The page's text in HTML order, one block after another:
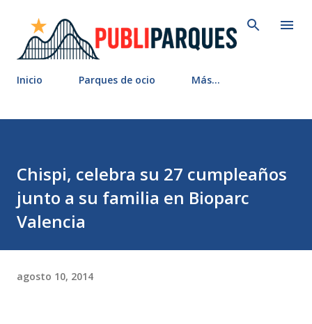
Inicio Parques de ocio Más…
Chispi, celebra su 27 cumpleaños
junto a su familia en Bioparc
Valencia
agosto 10, 2014